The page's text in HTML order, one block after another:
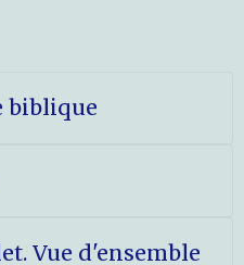
biblique
Vue d'ensemble